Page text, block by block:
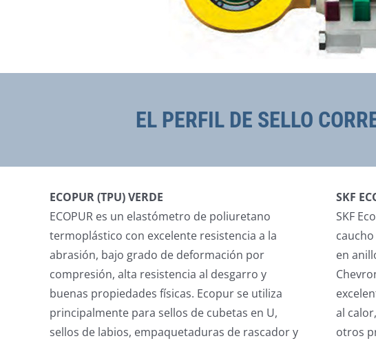
EL PERFIL DE SELLO
ECOPUR (TPU) VERDE
ECOPUR es un elastómetro de poliuretano
termoplástico con excelente resistencia a la
abrasión, bajo grado de deformación por
compresión, alta resistencia al desgarro y
buenas propiedades físicas. Ecopur se utiliza
principalmente para sellos de cubetas en U,
sellos de labios, empaquetaduras de rascador y
SKF
SKF
en
al
otros